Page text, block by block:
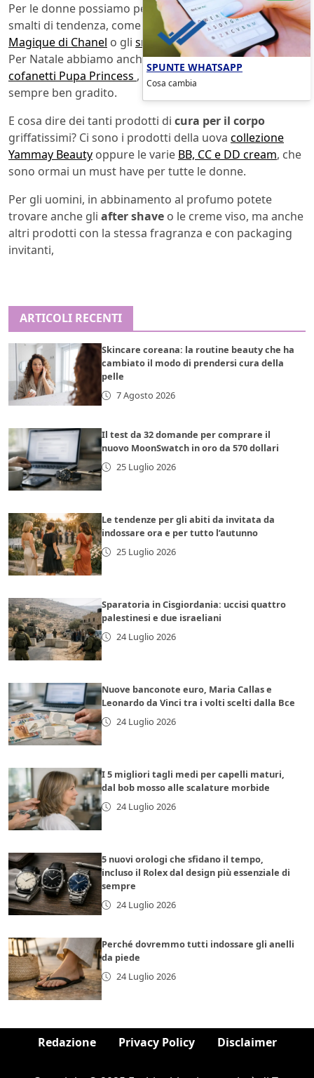
Per le donne possiamo pensare anche ad una serie di
smalti di tendenza, come ad esempio lacollezione Nuit
Magique di Chanel o gli smalti Pupa dell’inverno 2014
Per Natale abbiamo anche i simpatici e divertenti
cofanetti Pupa Princess , un regalo beauty che è
sempre ben gradito.
E cosa dire dei tanti prodotti di cura per il corpo
griffatissimi? Ci sono i prodotti della uova collezione
Yammay Beauty oppure le varie BB, CC e DD cream, che
sono ormai un must have per tutte le donne.
Per gli uomini, in abbinamento al profumo potete
trovare anche gli after shave o le creme viso, ma anche
altri prodotti con la stessa fragranza e con packaging
invitanti,
ARTICOLI RECENTI
Skincare coreana: la routine beauty che ha
cambiato il modo di prendersi cura della
pelle
7 Agosto 2026
Il test da 32 domande per comprare il
nuovo MoonSwatch in oro da 570 dollari
25 Luglio 2026
Le tendenze per gli abiti da invitata da
indossare ora e per tutto l’autunno
25 Luglio 2026
Sparatoria in Cisgiordania: uccisi quattro
palestinesi e due israeliani
24 Luglio 2026
Nuove banconote euro, Maria Callas e
Leonardo da Vinci tra i volti scelti dalla Bce
24 Luglio 2026
I 5 migliori tagli medi per capelli maturi,
dal bob mosso alle scalature morbide
24 Luglio 2026
5 nuovi orologi che sfidano il tempo,
incluso il Rolex dal design più essenziale di
sempre
24 Luglio 2026
Perché dovremmo tutti indossare gli anelli
da piede
24 Luglio 2026
Redazione Privacy Policy Disclaimer
SPUNTE WHATSAPP
Cosa cambia